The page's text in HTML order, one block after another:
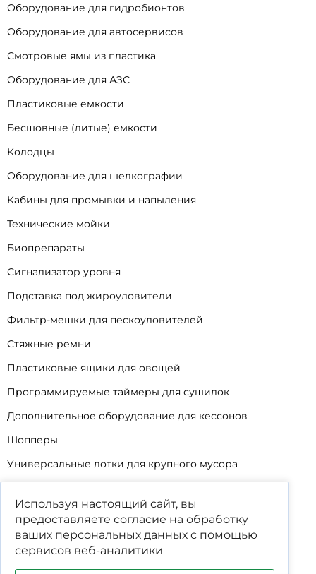
Оборудование для гидробионтов
Оборудование для автосервисов
Смотровые ямы из пластика
Оборудование для АЗС
Пластиковые емкости
Бесшовные (литые) емкости
Колодцы
Оборудование для шелкографии
Кабины для промывки и напыления
Технические мойки
Биопрепараты
Сигнализатор уровня
Подставка под жироуловители
Фильтр-мешки для пескоуловителей
Стяжные ремни
Пластиковые ящики для овощей
Программируемые таймеры для сушилок
Дополнительное оборудование для кессонов
Шопперы
Универсальные лотки для крупного мусора
Уцененные товары
Используя настоящий сайт, вы
предоставляете согласие на обработку
ваших персональных данных с помощью
сервисов веб-аналитики